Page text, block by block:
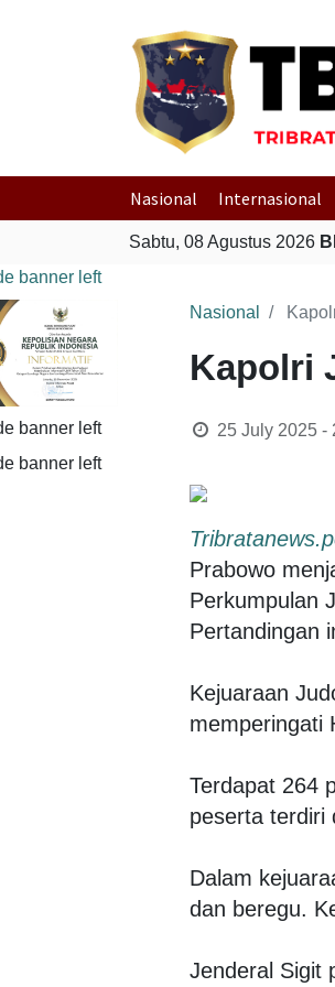
Nasional Internasional
Sabtu, 08 Agustus 2026
Nasional
Kapolri
25 July 2025 -
Prabowo
Perkumpulan
Pertandingan
Kejuaraan
memperingati
Terdapat 264
peserta terdiri
Dalam
dan beregu.
Jenderal Sigit